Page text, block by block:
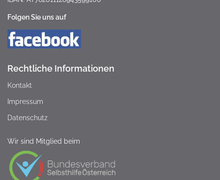
Folgen Sie uns auf
Rechtliche Informationen
Kontakt
Impressum
Datenschutz
Wir sind Mitglied beim